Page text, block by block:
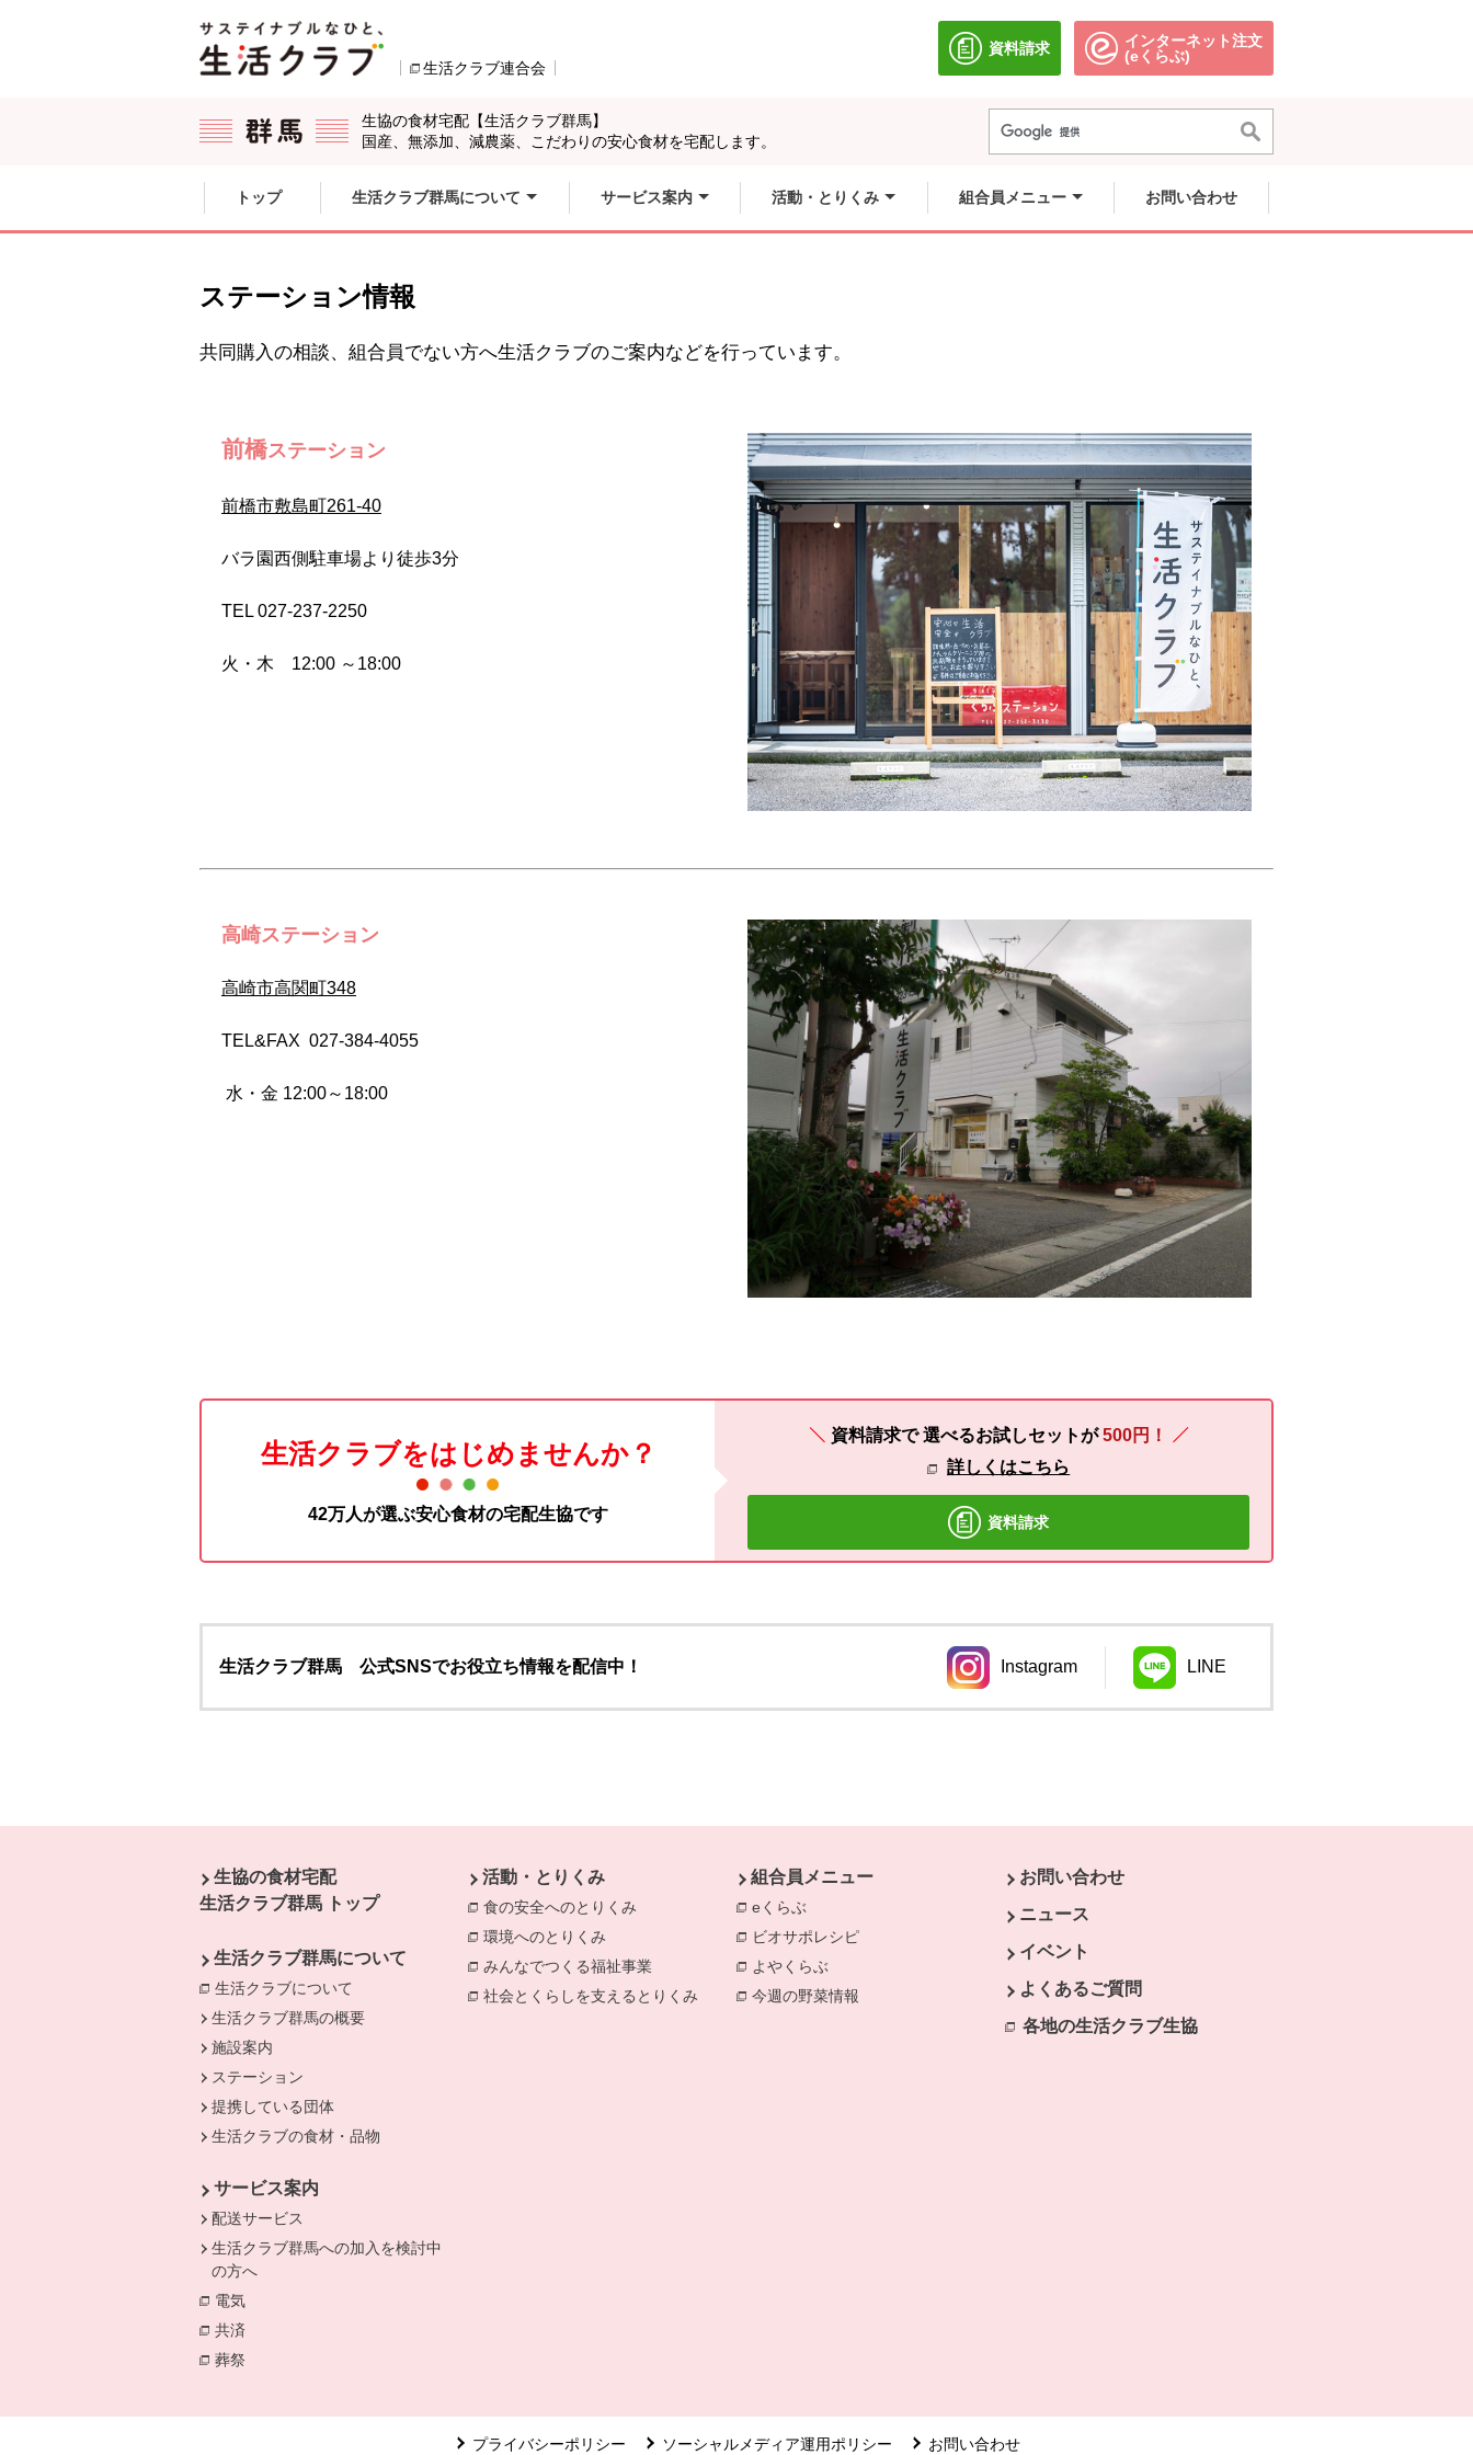
生活クラブ連合会
資料請求
別のウィンドウで開きます。
インターネット注文
(eくらぶ)別のウィンドウで開きます。
生協の食材宅配【生活クラブ群馬】
国産、無添加、減農薬、こだわりの安心食材を宅配します。
ここからサイト内共通メニューです。
サイト内共通メニューをスキップする
トップ 生活クラブ群馬について サービス案内 活動・とりくみ 組合員メニュー お問い合わせ
ステーション情報
共同購入の相談、組合員でない方へ生活クラブのご案内などを行っています。
前橋ステーション
前橋市敷島町261-40
バラ園西側駐車場より徒歩3分
TEL 027-237-2250
火・木 12:00 ～18:00
高崎ステーション
高崎市高関町348
TEL&FAX 027-384-4055
水・金 12:00～18:00
生活クラブをはじめませんか？
42万人が選ぶ安心食材の宅配生協です
資料請求で選べるお試しセットが500円！
詳しくはこちら
資料請求
生活クラブ群馬 公式SNSでお役立ち情報を配信中！ Instagram
別のウィンドウで開きます。
LINE
別のウィンドウで開きます。
生協の食材宅配
生活クラブ群馬 トップ
生活クラブ群馬について
生活クラブについて
生活クラブ群馬の概要
施設案内
ステーション
提携している団体
生活クラブの食材・品物
サービス案内
配送サービス
生活クラブ群馬への加入を検討中
の方へ
電気
共済
葬祭
活動・とりくみ
食の安全へのとりくみ 別のウィンドウで開きます。
環境へのとりくみ 別のウィンドウで開きます。
みんなでつくる福祉事業 別のウィンドウで開きます。
社会とくらしを支えるとりくみ 別のウィンドウで開きます。
組合員メニュー
eくらぶ
ビオサポレシピ
よやくらぶ 別のウィンドウで開きます。
今週の野菜情報 別のウィンドウで開きます。
お問い合わせ
ニュース
イベント
よくあるご質問
各地の生活クラブ生協
プライバシーポリシー ソーシャルメディア運用ポリシー お問い合わせ